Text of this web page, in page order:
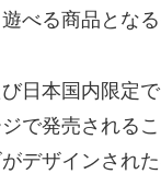
べる商品となる
日本国内限定
で発売される
デザインされ